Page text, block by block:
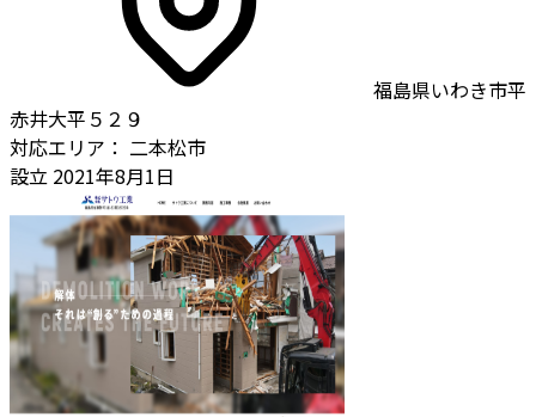
福島県いわき市平
赤井大平５２９
対応エリア： 二本松市
設立 2021年8月1日